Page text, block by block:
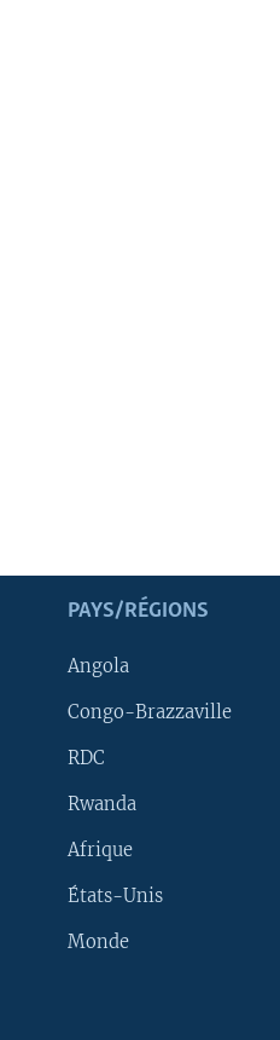
PAYS/RÉGIONS
Angola
Congo-Brazzaville
RDC
Rwanda
Afrique
États-Unis
Monde